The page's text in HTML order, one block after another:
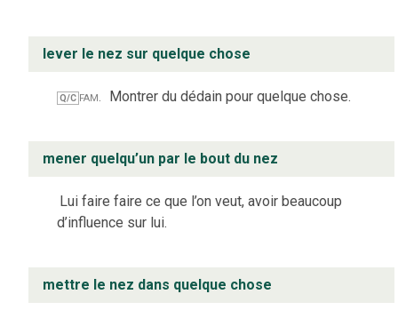
lever le nez sur quelque chose
Q/C fam. Montrer du dédain pour quelque chose.
mener quelqu’un par le bout du nez
Lui faire faire ce que l’on veut, avoir beaucoup
d’influence sur lui.
mettre le nez dans quelque chose